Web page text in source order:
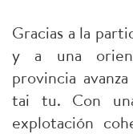
Gracias a la
y a una
provincia
tai tu. Con
explotación